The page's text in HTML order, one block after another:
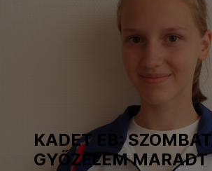
Los Angeles 2028
KADET EB:
GYŐZELEM MARADT